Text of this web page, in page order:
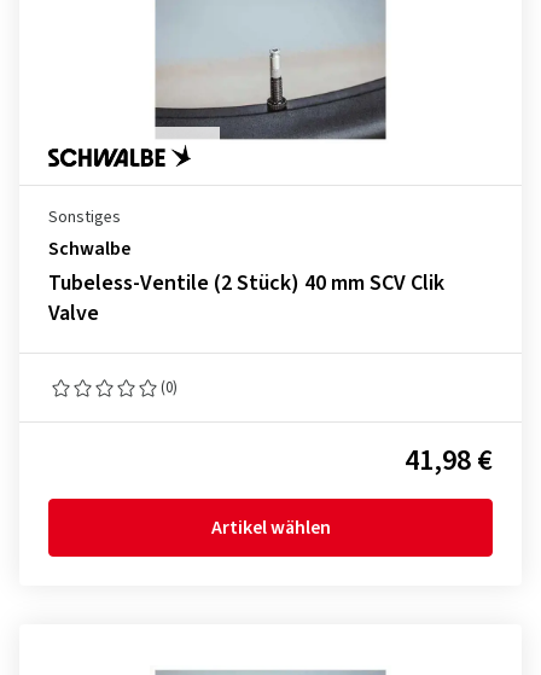
Sonstiges
Schwalbe
Tubeless-Ventile (2 Stück) 40 mm SCV Clik
Valve
(0)
41,98 €
Artikel wählen